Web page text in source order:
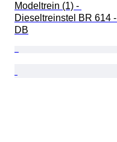
Modeltrein (1) -
Dieseltreinstel BR 614 -
DB